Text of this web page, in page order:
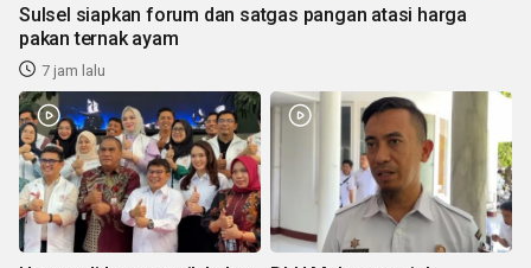
Sulsel siapkan forum dan satgas pangan atasi harga
pakan ternak ayam
7 jam lalu